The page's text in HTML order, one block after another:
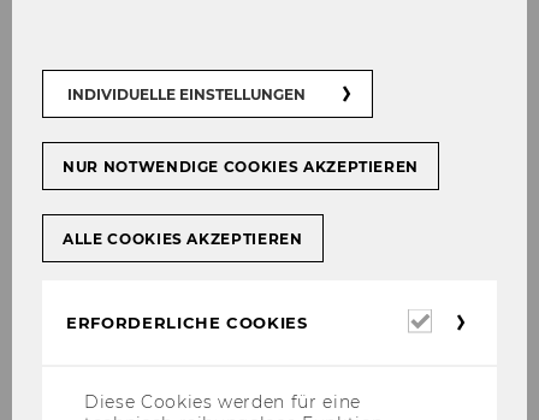
01Sep
INDIVIDUELLE EINSTELLUNGEN
NUR NOTWENDIGE COOKIES AKZEPTIEREN
ALLE COOKIES AKZEPTIEREN
ERFORDERLICHE COOKIES
Diese Cookies werden für eine